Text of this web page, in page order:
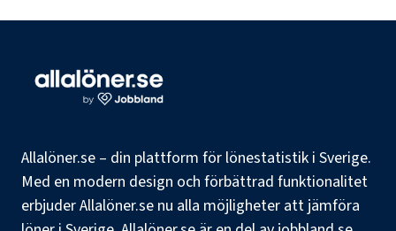
Allalöner.se – din plattform för lönestatistik i Sverige.
Med en modern design och förbättrad funktionalitet
erbjuder Allalöner.se nu alla möjligheter att jämföra